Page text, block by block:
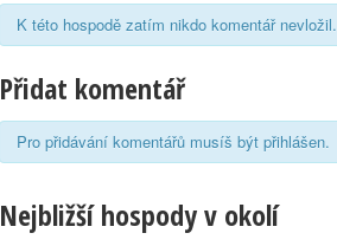
K této hospodě zatím nikdo komentář nevložil.
Přidat komentář
Pro přidávání komentářů musíš být přihlášen.
Nejbližší hospody v okolí